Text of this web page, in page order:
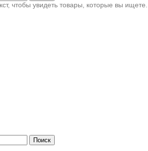
чтобы увидеть товары, которые вы ищете.
Поиск